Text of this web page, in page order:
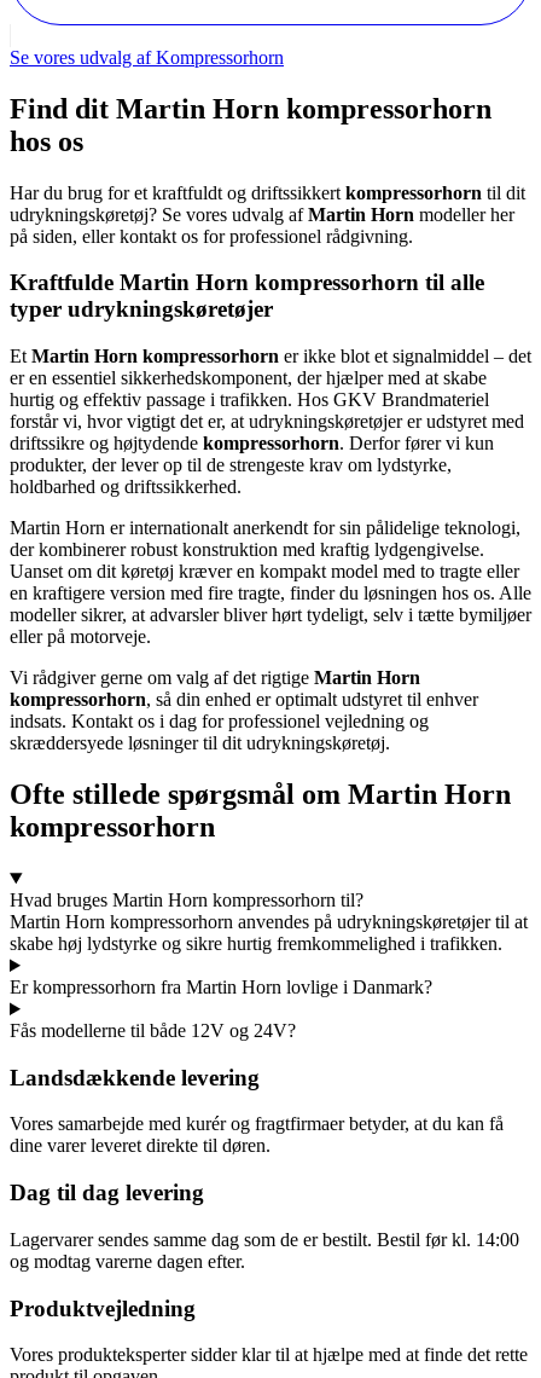
Se vores udvalg af Kompressorhorn
Find dit Martin Horn kompressorhorn
hos os
Har du brug for et kraftfuldt og driftssikkert kompressorhorn til dit
udrykningskøretøj? Se vores udvalg afMartin Horn modeller her
på siden, eller kontakt os for professionel rådgivning.
Kraftfulde Martin Horn kompressorhorn til alle
typer udrykningskøretøjer
Et Martin Horn kompressorhorn er ikke blot et signalmiddel – det
er en essentiel sikkerhedskomponent, der hjælper med at skabe
hurtig og effektiv passage i trafikken. Hos GKV Brandmateriel
forstår vi, hvor vigtigt det er, at udrykningskøretøjer er udstyret med
driftssikre og højtydende kompressorhorn. Derfor fører vi kun
produkter, der lever op til de strengeste krav om lydstyrke,
holdbarhed og driftssikkerhed.
Martin Horn er internationalt anerkendt for sin pålidelige teknologi,
der kombinerer robust konstruktion med kraftig lydgengivelse.
Uanset om dit køretøj kræver en kompakt model med to tragte eller
en kraftigere version med fire tragte, finder du løsningen hos os. Alle
modeller sikrer, at advarsler bliver hørt tydeligt, selv i tætte bymiljøer
eller på motorveje.
Vi rådgiver gerne om valg af det rigtige Martin Horn
kompressorhorn, så din enhed er optimalt udstyret til enhver
indsats. Kontakt os i dag for professionel vejledning og
skræddersyede løsninger til dit udrykningskøretøj.
Ofte stillede spørgsmål om Martin Horn
kompressorhorn
Hvad bruges Martin Horn kompressorhorn til?
Martin Horn kompressorhorn anvendes på udrykningskøretøjer til at
skabe høj lydstyrke og sikre hurtig fremkommelighed i trafikken.
Er kompressorhorn fra Martin Horn lovlige i Danmark?
Fås modellerne til både 12V og 24V?
Landsdækkende levering
Vores samarbejde med kurér og fragtfirmaer betyder, at du kan få
dine varer leveret direkte til døren.
Dag til dag levering
Lagervarer sendes samme dag som de er bestilt. Bestil før kl. 14:00
og modtag varerne dagen efter.
Produktvejledning
Vores produkteksperter sidder klar til at hjælpe med at finde det rette